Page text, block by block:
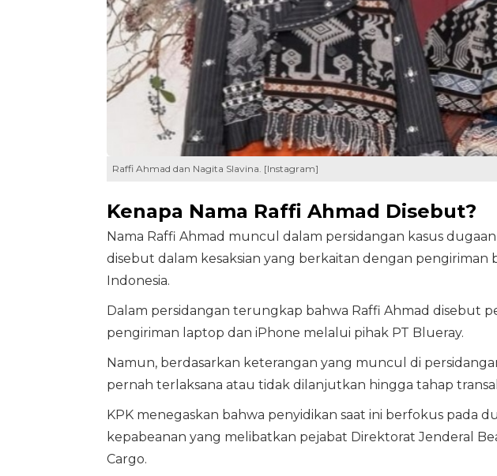
Raffi Ahmad dan Nagita Slavina. [Instagram]
Kenapa Nama Raffi Ahmad Disebut?
Nama Raffi Ahmad muncul dalam persidangan kasus
disebut dalam kesaksian yang berkaitan dengan pengiriman
Indonesia.
Dalam persidangan terungkap bahwa Raffi Ahmad disebut
pengiriman laptop dan iPhone melalui pihak PT Blueray.
Namun, berdasarkan keterangan yang muncul di
pernah terlaksana atau tidak dilanjutkan hingga tahap
KPK menegaskan bahwa penyidikan saat ini berfokus pada
kepabeanan yang melibatkan pejabat Direktorat Jenderal
Cargo.